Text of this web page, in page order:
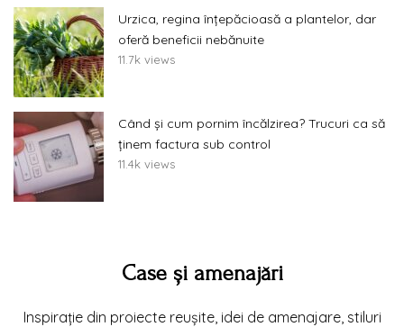
Urzica, regina înțepăcioasă a plantelor, dar
oferă beneficii nebănuite
11.7k views
Când și cum pornim încălzirea? Trucuri ca să
ținem factura sub control
11.4k views
Case și amenajări
Inspirație din proiecte reușite, idei de amenajare, stiluri